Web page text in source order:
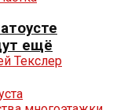
ещё